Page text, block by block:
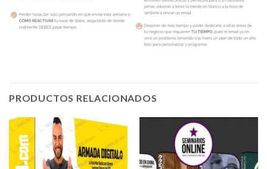
PRODUCTOS RELACIONADOS